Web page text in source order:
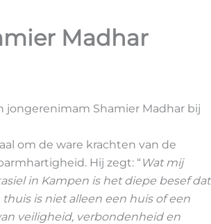
Madhar
Shamier Madhar bij
om de ware krachten van de
Hij zegt: “ Wat mij
in Kampen is het diepe besef dat
is niet alleen een huis of een
veiligheid, verbondenheid en